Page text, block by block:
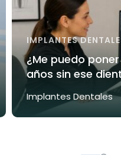
IMPLANTES
¿Me puedo
años sin ese
Implantes Dentales